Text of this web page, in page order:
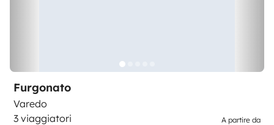
Furgonato
Varedo
3 viaggiatori
A partire da